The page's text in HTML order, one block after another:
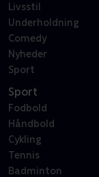
Livsstil
Underholdning
Comedy
Nyheder
Sport
Sport
Fodbold
Håndbold
Cykling
Tennis
Badminton